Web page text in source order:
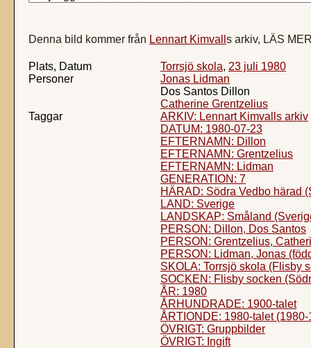
Denna bild kommer från Lennart Kimvall s arkiv, LÄS
Plats, Datum Torrsjö skola, 23 juli 1980
Personer
Jonas Lidman
Dos Santos Dillon
Catherine Grentzelius
Taggar
ARKIV: Lennart Kimvalls arkiv
DATUM: 1980-07-23
EFTERNAMN: Dillon
EFTERNAMN: Grentzelius
EFTERNAMN: Lidman
GENERATION: 7
HÄRAD: Södra Vedbo härad
LAND: Sverige
LANDSKAP: Småland
PERSON: Dillon, Dos Santos
PERSON: Grentzelius,
PERSON: Lidman, Jonas
SKOLA: Torrsjö skola (Flisby
SOCKEN: Flisby socken
ÅR: 1980
ÅRHUNDRADE: 1900-talet
ÅRTIONDE: 1980-talet (1980-
ÖVRIGT: Gruppbilder
ÖVRIGT: Ingift